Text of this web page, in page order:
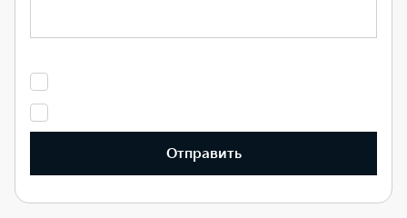
Отправить